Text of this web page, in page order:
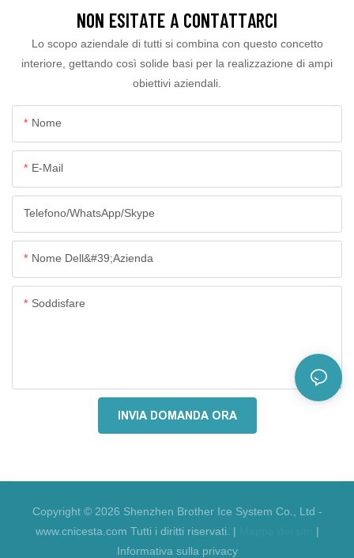
NON ESITATE A CONTATTARCI
Lo scopo aziendale di tutti si combina con questo concetto
interiore, gettando così solide basi per la realizzazione di ampi
obiettivi aziendali.
Nome
E-Mail
Telefono/WhatsApp/Skype
Nome Dell&#39;azienda
Soddisfare
INVIA DOMANDA ORA
Copyright © 2026 Shenzhen Brother Ice System Co., Ltd -
www.cnicesta.com Tutti i diritti riservati. |
|
Informativa sulla privacy